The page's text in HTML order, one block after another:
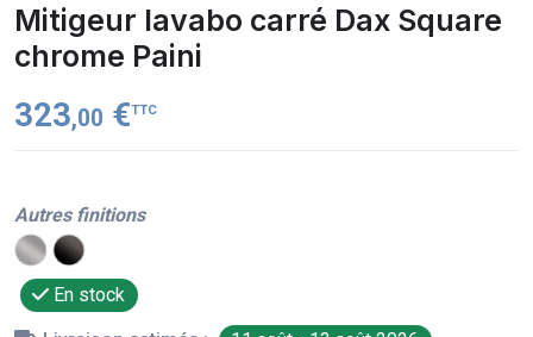
Mitigeur lavabo carré Dax Square
chrome Paini
323,00 €TTC
Autres finitions
En stock